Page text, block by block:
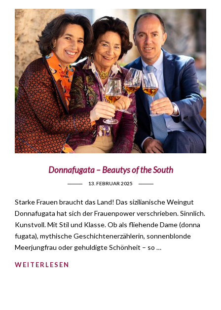
Donnafugata – Beautys of the South
13. FEBRUAR 2025
Starke Frauen braucht das Land! Das sizilianische Weingut
Donnafugata hat sich der Frauenpower verschrieben. Sinnlich.
Kunstvoll. Mit Stil und Klasse. Ob als fliehende Dame (donna
fugata), mythische Geschichtenerzählerin, sonnenblonde
Meerjungfrau oder gehuldigte Schönheit – so …
WEITERLESEN